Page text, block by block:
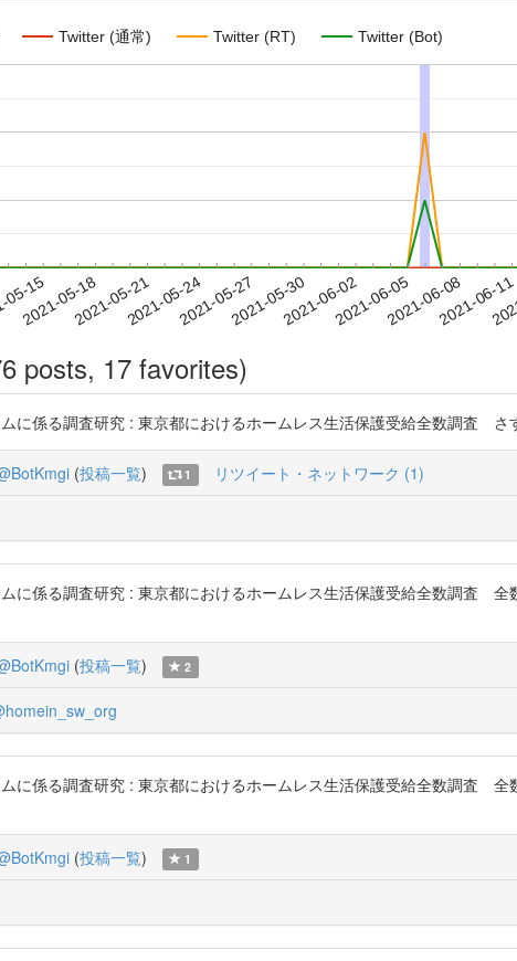
Twitter (通常) Twitter (RT) Twitter (Bot)
15
2021-05-182021-05-212021-05-242021-05-272021-05-302021-06-022021-06-052021-06-082021-06-11
posts, 17 favorites)
に係る調査研究 : 東京都におけるホームレス生活保護受給全数調査
(投稿一覧) 1 リツイート・ネットワーク (1)
に係る調査研究 : 東京都におけるホームレス生活保護受給全数調査 全
(投稿一覧) 2
に係る調査研究 : 東京都におけるホームレス生活保護受給全数調査 全
(投稿一覧) 1